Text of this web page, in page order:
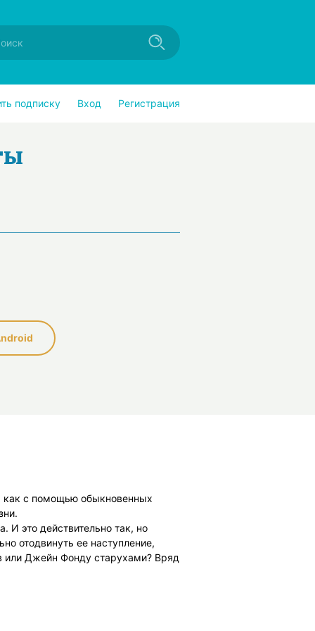
подписку Вход Регистрация
как с помощью обыкновенных
И это действительно так, но
отодвинуть ее наступление,
или Джейн Фонду старухами? Вряд
поговорка гласит: «Мы – это
средства для сохранения
лежат на полке вашего